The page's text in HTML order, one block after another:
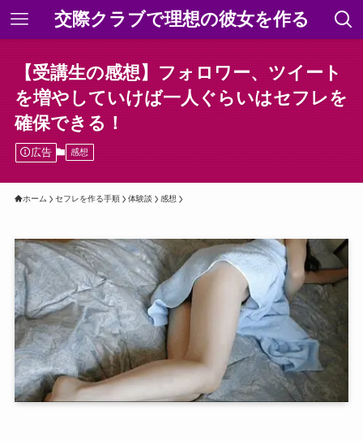
交際クラブで理想の彼女を作る
【受講生の感想】フォロワー、ツイート
を増やしていけば一人ぐらいはセフレを
確保できる！
広告 感想
ホーム セフレを作る手順 体験談 感想